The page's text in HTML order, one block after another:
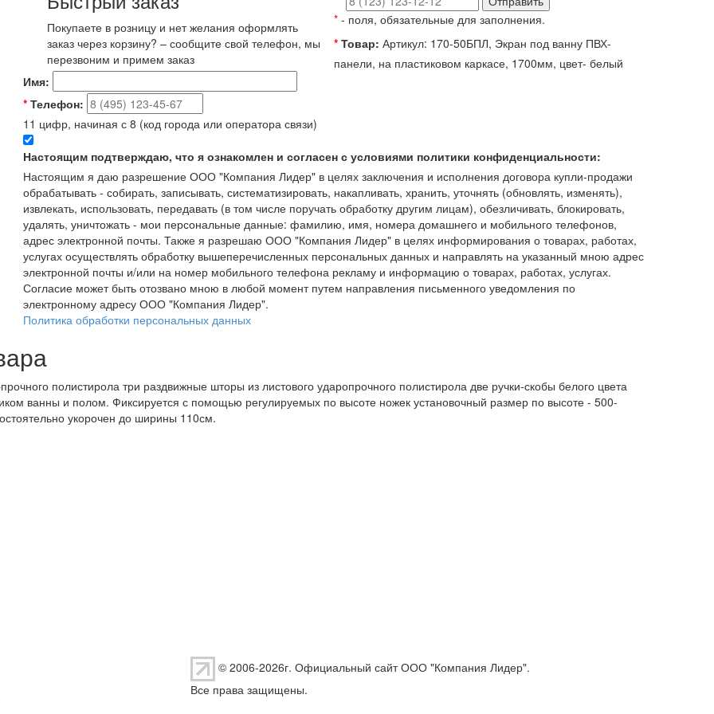
Покупаете в розницу и нет желания оформлять
заказ через корзину? – сообщите свой телефон, мы
перезвоним и примем заказ
* - поля, обязательные для заполнения.
* Товар: Артикул: 170-50БПЛ, Экран под ванну ПВХ-
панели, на пластиковом каркасе, 1700мм, цвет- белый
Имя:
* Телефон:
11 цифр, начиная с 8 (код города или оператора связи)
Настоящим подтверждаю, что я ознакомлен и согласен с условиями политики конфиденциальности:
Настоящим я даю разрешение ООО "Компания Лидер" в целях заключения и исполнения договора купли-продажи
обрабатывать - собирать, записывать, систематизировать, накапливать, хранить, уточнять (обновлять, изменять),
извлекать, использовать, передавать (в том числе поручать обработку другим лицам), обезличивать, блокировать,
удалять, уничтожать - мои персональные данные: фамилию, имя, номера домашнего и мобильного телефонов,
адрес электронной почты. Также я разрешаю ООО "Компания Лидер" в целях информирования о товарах, работах,
услугах осуществлять обработку вышеперечисленных персональных данных и направлять на указанный мною адрес
электронной почты и/или на номер мобильного телефона рекламу и информацию о товарах, работах, услугах.
Согласие может быть отозвано мною в любой момент путем направления письменного уведомления по
электронному адресу ООО "Компания Лидер".
Политика обработки персональных данных
полистирола три раздвижные шторы из листового ударопрочного полистирола две ручки-скобы белого цвета
ванны и полом. Фиксируется с помощью регулируемых по высоте ножек установочный размер по высоте - 500-
укорочен до ширины 110см.
© 2006-2026г. Официальный сайт ООО "Компания Лидер".
Все права защищены.